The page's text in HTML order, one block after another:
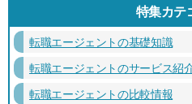
特集カテ
転職エージェントの基礎知識
転職エージェントのサービス紹
転職エージェントの比較情報